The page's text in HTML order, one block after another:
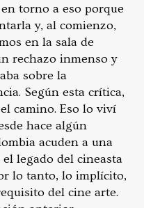
torno a eso porque
y, al comienzo,
en la sala de
rechazo inmenso y
sobre la
Según esta crítica,
camino. Eso lo viví
hace algún
acuden a una
legado del cineasta
lo tanto, lo implícito,
del cine arte.